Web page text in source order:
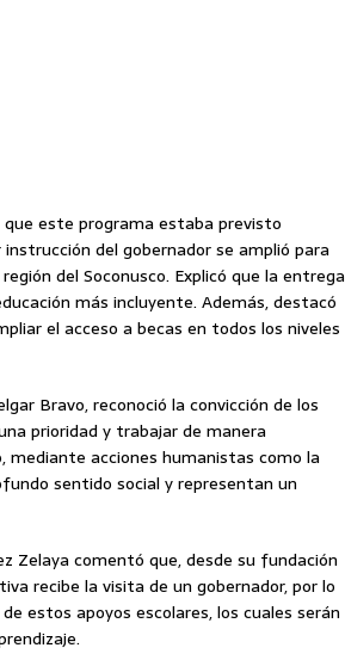
que este programa estaba previsto
del gobernador se amplió para
del Soconusco. Explicó que la entrega
más incluyente. Además, destacó
el acceso a becas en todos los niveles
Bravo, reconoció la convicción de los
prioridad y trabajar de manera
acciones humanistas como la
sentido social y representan un
Zelaya comentó que, desde su fundación
recibe la visita de un gobernador, por lo
estos apoyos escolares, los cuales serán